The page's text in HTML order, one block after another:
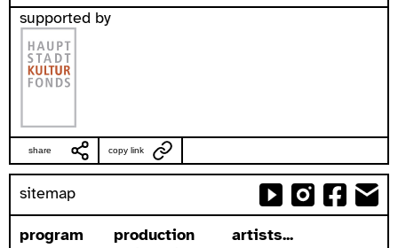
supported by
share copy link
sitemap
program
production
artists...